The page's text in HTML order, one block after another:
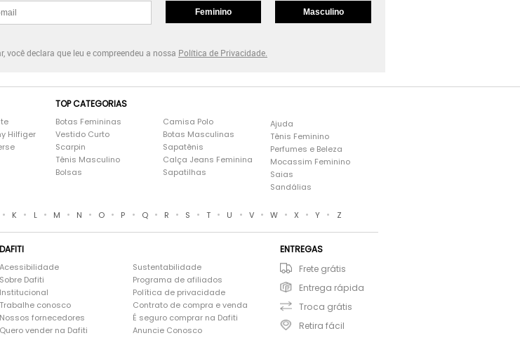
Feminino Masculino
você declara que leu e compreendeu a nossa Política de Privacidade.
Hilfiger
TOP CATEGORIAS
Botas Femininas
Vestido Curto
Scarpin
Tênis Masculino
Bolsas
Camisa Polo
Botas Masculinas
Sapatênis
Calça Jeans Feminina
Sapatilhas
Ajuda
Tênis Feminino
Perfumes e Beleza
Mocassim Feminino
Saias
Sandálias
• K • L • M • N • O • P • Q • R • S • T • U • V • W • X • Y • Z
DAFITI
Acessibilidade
Sobre Dafiti
Institucional
Trabalhe conosco
Nossos fornecedores
Quero vender na Dafiti
Sustentabilidade
Programa de afiliados
Política de privacidade
Contrato de compra e venda
É seguro comprar na Dafiti
Anuncie Conosco
ENTREGAS
Frete grátis
Entrega rápida
Troca grátis
Retira fácil